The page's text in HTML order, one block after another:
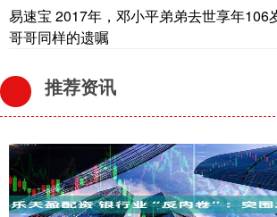
易速宝 2017年，邓小平弟弟去世享年106
哥哥同样的遗嘱
推荐资讯